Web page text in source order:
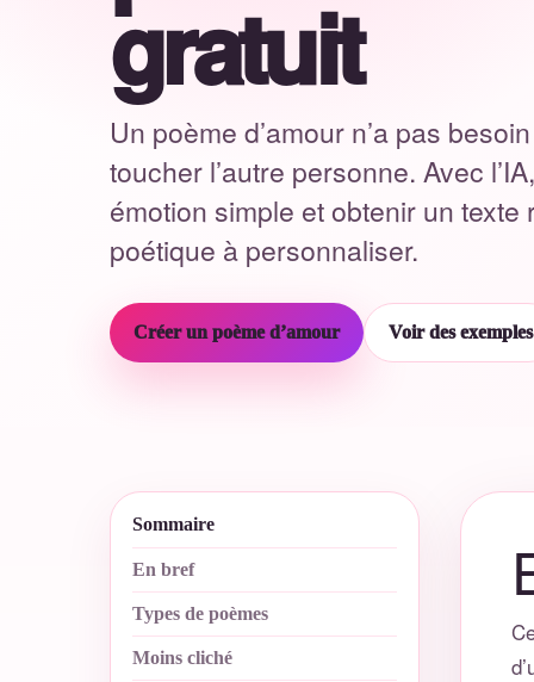
gratuit
Un poème d’amour n’a pas
toucher l’autre personne. Avec
émotion simple et obtenir un
poétique à personnaliser.
Créer un poème d’amour Voir des exemples
Sommaire
En bref
Types de poèmes
Moins cliché